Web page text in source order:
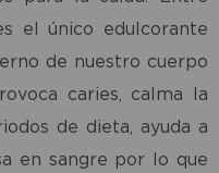
el único edulcorante
de nuestro cuerpo
caries, calma la
de dieta, ayuda a
en sangre por lo que